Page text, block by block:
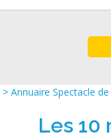
> Annuaire Spectacle
Les 10